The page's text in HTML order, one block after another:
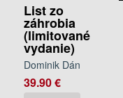
List zo
záhrobia
(limitované
vydanie)
Dominik Dán
39.90 €